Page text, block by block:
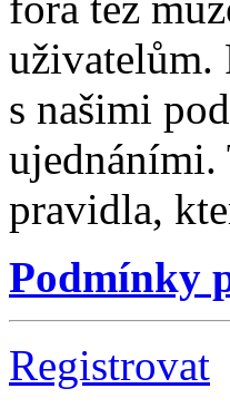
uživatelům.
s našimi
ujednáními.
pravidla,
Podmínky
Registrovat